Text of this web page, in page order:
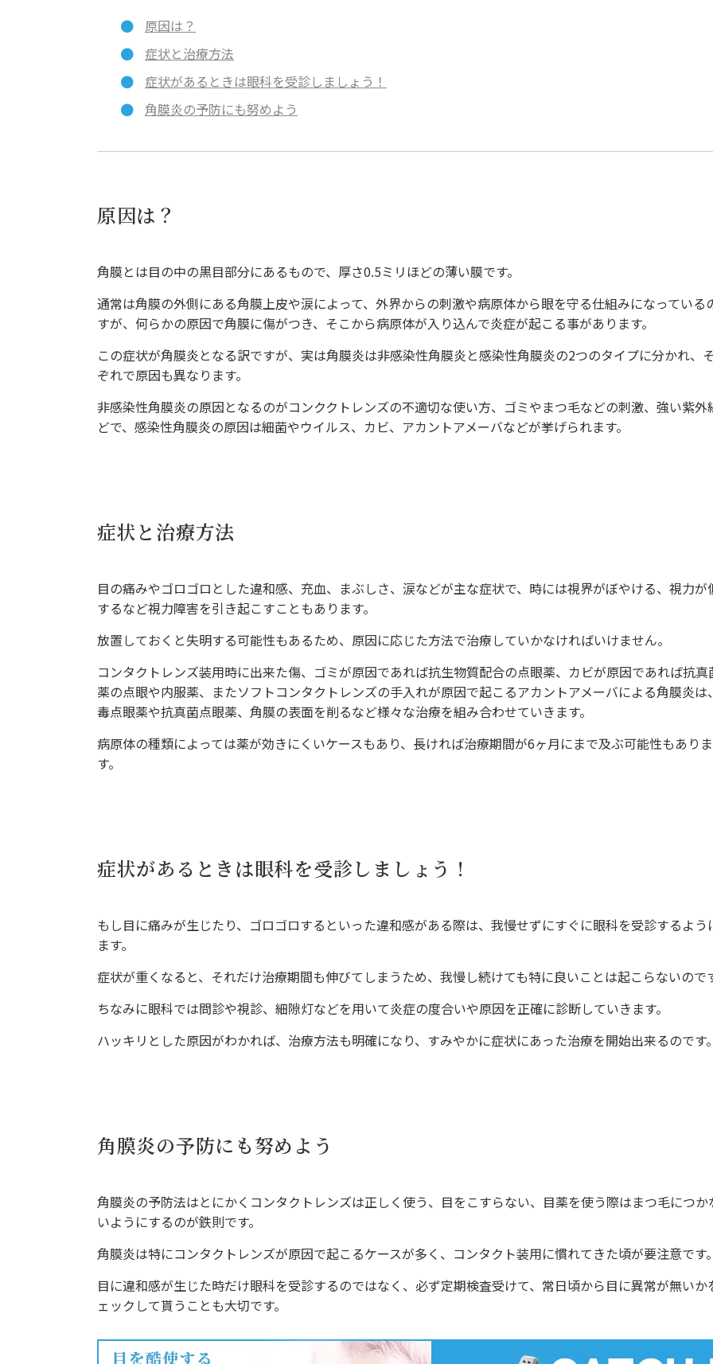
原因は？
症状と治療方法
症状があるときは眼科を受診しましょう！
角膜炎の予防にも努めよう
原因は？
角膜とは目の中の黒目部分にあるもので、厚さ0.5ミリほどの薄い膜です。
通常は角膜の外側にある角膜上皮や涙によって、外界からの刺激や病原体から眼を守る仕組みになっている
すが、何らかの原因で角膜に傷がつき、そこから病原体が入り込んで炎症が起こる事があります。
この症状が角膜炎となる訳ですが、実は角膜炎は非感染性角膜炎と感染性角膜炎の2つのタイプに分かれ、
ぞれで原因も異なります。
非感染性角膜炎の原因となるのがコンククトレンズの不適切な使い方、ゴミやまつ毛などの刺激、強い紫外
どで、感染性角膜炎の原因は細菌やウイルス、カビ、アカントアメーバなどが挙げられます。
症状と治療方法
目の痛みやゴロゴロとした違和感、充血、まぶしさ、涙などが主な症状で、時には視界がぼやける、視力が
するなど視力障害を引き起こすこともあります。
放置しておくと失明する可能性もあるため、原因に応じた方法で治療していかなければいけません。
コンタクトレンズ装用時に出来た傷、ゴミが原因であれば抗生物質配合の点眼薬、カビが原因であれば抗真
薬の点眼や内服薬、またソフトコンタクトレンズの手入れが原因で起こるアカントアメーバによる角膜炎は
毒点眼薬や抗真菌点眼薬、角膜の表面を削るなど様々な治療を組み合わせていきます。
病原体の種類によっては薬が効きにくいケースもあり、長ければ治療期間が6ヶ月にまで及ぶ可能性もありま
す。
症状があるときは眼科を受診しましょう！
もし目に痛みが生じたり、ゴロゴロするといった違和感がある際は、我慢せずにすぐに眼科を受診するよう
ます。
症状が重くなると、それだけ治療期間も伸びてしまうため、我慢し続けても特に良いことは起こらないので
ちなみに眼科では問診や視診、細隙灯などを用いて炎症の度合いや原因を正確に診断していきます。
ハッキリとした原因がわかれば、治療方法も明確になり、すみやかに症状にあった治療を開始出来るのです
角膜炎の予防にも努めよう
角膜炎の予防法はとにかくコンタクトレンズは正しく使う、目をこすらない、目薬を使う際はまつ毛につか
いようにするのが鉄則です。
角膜炎は特にコンタクトレンズが原因で起こるケースが多く、コンタクト装用に慣れてきた頃が要注意です
目に違和感が生じた時だけ眼科を受診するのではなく、必ず定期検査受けて、常日頃から目に異常が無いか
ェックして貰うことも大切です。